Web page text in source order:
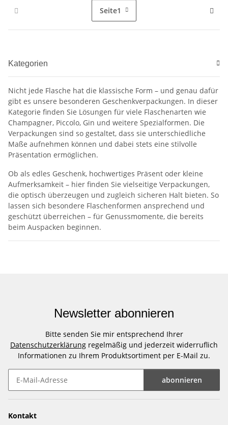
Seite1
Kategorien
Nicht jede Flasche hat die klassische Form – und genau dafür
gibt es unsere besonderen Geschenkverpackungen. In dieser
Kategorie finden Sie Lösungen für viele Flaschenarten wie
Champagner, Piccolo, Gin und weitere Spezialformen. Die
Verpackungen sind so gestaltet, dass sie unterschiedliche
Maße aufnehmen können und dabei stets eine stilvolle
Präsentation ermöglichen.
Ob als edles Geschenk, hochwertiges Präsent oder kleine
Aufmerksamkeit – hier finden Sie vielseitige Verpackungen,
die optisch überzeugen und zugleich sicheren Halt bieten. So
lassen sich besondere Flaschenformen ansprechend und
geschützt überreichen – für Genussmomente, die bereits
beim Auspacken beginnen.
Newsletter abonnieren
Bitte senden Sie mir entsprechend Ihrer
Datenschutzerklärung regelmäßig und jederzeit widerruflich
Informationen zu Ihrem Produktsortiment per E-Mail zu.
abonnieren
Kontakt